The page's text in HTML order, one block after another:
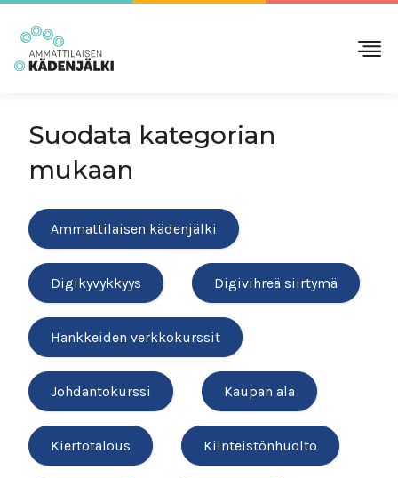
Suodata kategorian
mukaan
Ammattilaisen kädenjälki
Digikyvykkyys Digivihreä siirtymä
Hankkeiden verkkokurssit
Johdantokurssi Kaupan ala
Kiertotalous Kiinteistönhuolto